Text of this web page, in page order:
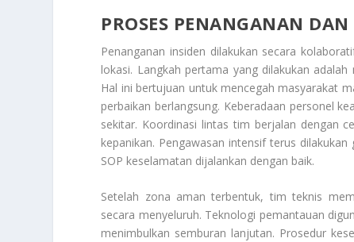
PROSES PENANGANAN
Penanganan insiden dilakukan secara
lokasi. Langkah pertama yang dilakukan
Hal ini bertujuan untuk mencegah masyarakat
perbaikan berlangsung. Keberadaan personel
sekitar. Koordinasi lintas tim berjalan dengan
kepanikan. Pengawasan intensif terus
SOP keselamatan dijalankan dengan baik.
Setelah zona aman terbentuk, tim teknis
secara menyeluruh. Teknologi pemantauan
menimbulkan semburan lanjutan. Prosedur